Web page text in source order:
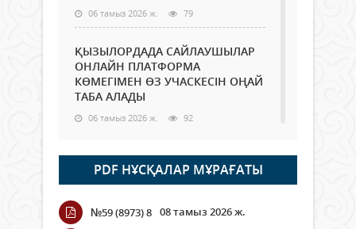
06 тамыз 2026 ж. 79
ҚЫЗЫЛОРДАДА САЙЛАУШЫЛАР
ОНЛАЙН ПЛАТФОРМА
КӨМЕГІМЕН ӨЗ УЧАСКЕСІН ОҢАЙ
ТАБА АЛАДЫ
06 тамыз 2026 ж. 92
Open Air: Қызылорда облысы
полиция департаменті 20
мыңнан астам көрерменнің
қауіпсіздігін қамтамасыз етті
06 тамыз 2026 ж.
PDF НҰСҚАЛАР МҰРАҒАТЫ
№59 (8973) 8 08 тамыз 2026 ж.